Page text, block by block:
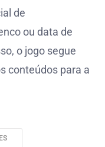
de
ou data de
o jogo segue
conteúdos para a